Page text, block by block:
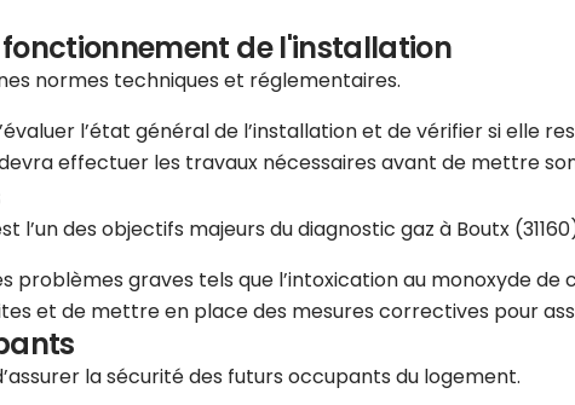
de l'installation
normes techniques et réglementaires.
l’état général de l’installation et de vérifier si elle
effectuer les travaux nécessaires avant de mettre
des objectifs majeurs du diagnostic gaz à Boutx
problèmes graves tels que l’intoxication au monoxyde de
et de mettre en place des mesures correctives pour
la sécurité des futurs occupants du logement.